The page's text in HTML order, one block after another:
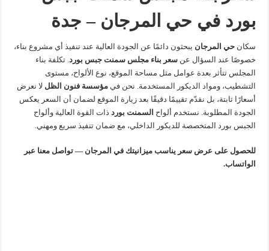
بورد في حي المرجان – جدة
سكانحي المرجان يبحثون دائمًا عن الجودة العالية عند تنفيذ أي مشروع بناء،
خصوصًا عند السؤال عنسعر بناء مجلس سمنت جبس بورد. تكلفة بناء
المجلس تتأثر بعدة عوامل مثل مساحة الموقع، نوع الألواح، مستوى
التشطيب، ومواد الديكور المستخدمة. نحن فيمؤسسة فنون الظل لا نعرض
أسعارًا ثابتة، بل نقدّم تقييمًا دقيقًا بعد زيارة الموقع لضمان أن السعر يعكس
الجودة المطلوبة. نستخدم ألواح السمنت بورد ذات القوة العالية وألواح
الجبس بورد المتخصصة للديكور الداخلي، مع ضمان تنفيذ سريع ومهني.
للحصول على عرض سعر يناسب ميزانيتك في المرجان — تواصل معنا عبر
الواتساب.